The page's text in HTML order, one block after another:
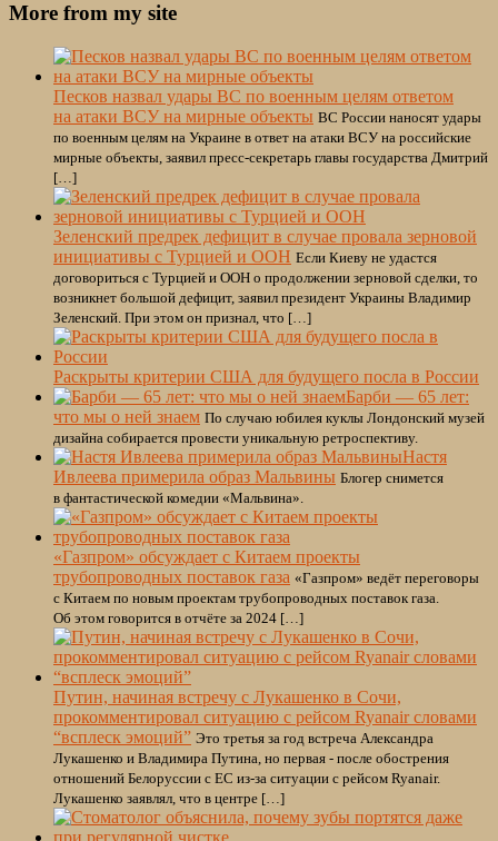
More from my site
Песков назвал удары ВС по военным целям ответом
на атаки ВСУ на мирные объекты ВС России наносят удары
по военным целям на Украине в ответ на атаки ВСУ на российские
мирные объекты, заявил пресс-секретарь главы государства Дмитрий
[…]
Зеленский предрек дефицит в случае провала зерновой
инициативы с Турцией и ООН Если Киеву не удастся
договориться с Турцией и ООН о продолжении зерновой сделки, то
возникнет большой дефицит, заявил президент Украины Владимир
Зеленский. При этом он признал, что […]
Раскрыты критерии США для будущего посла в России
Барби — 65 лет:
что мы о ней знаем По случаю юбилея куклы Лондонский музей
дизайна собирается провести уникальную ретроспективу.
Настя
Ивлеева примерила образ Мальвины Блогер снимется
в фантастической комедии «Мальвина».
«Газпром» обсуждает с Китаем проекты
трубопроводных поставок газа «Газпром» ведёт переговоры
с Китаем по новым проектам трубопроводных поставок газа.
Об этом говорится в отчёте за 2024 […]
Путин, начиная встречу с Лукашенко в Сочи,
прокомментировал ситуацию с рейсом Ryanair словами
“всплеск эмоций” Это третья за год встреча Александра
Лукашенко и Владимира Путина, но первая - после обострения
отношений Белоруссии с ЕС из-за ситуации с рейсом Ryanair.
Лукашенко заявлял, что в центре […]